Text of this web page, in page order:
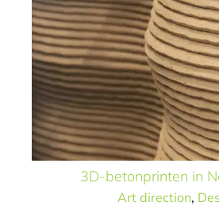
3D-betonprinten in
Art direction,